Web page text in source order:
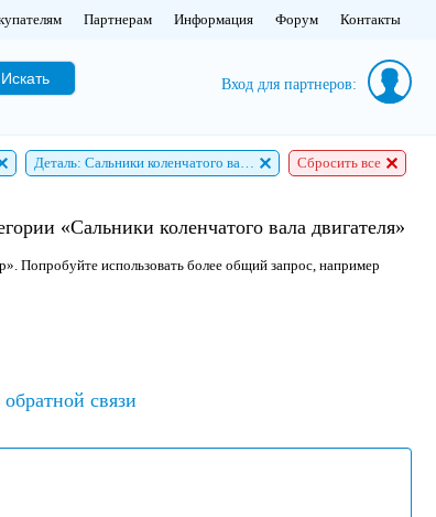
Партнерам Информация Форум Контакты
Искать Вход для партнеров:
Деталь: Сальники коленчатого вала двигателя Сбросить все
«Сальники коленчатого вала двигателя»
Попробуйте использовать более общий запрос, например
связи